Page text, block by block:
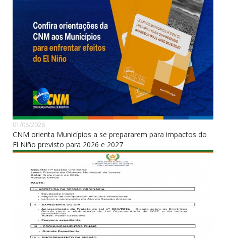
01/06/2026
CNM orienta Municípios a se prepararem para impactos do
El Niño previsto para 2026 e 2027